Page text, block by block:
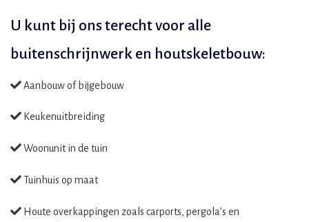
U kunt bij ons terecht voor alle
buitenschrijnwerk en houtskeletbouw:
Aanbouw of bijgebouw
Keukenuitbreiding
Woonunit in de tuin
Tuinhuis op maat
Houte overkappingen zoals carports, pergola’s en